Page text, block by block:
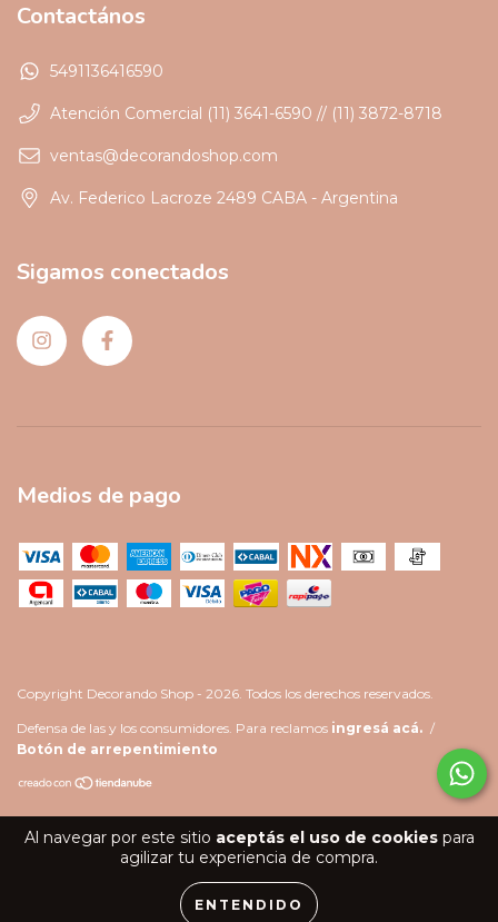
Al navegar por este sitio aceptás el uso de cookiespara
agilizar tu experiencia de compra.
ENTENDIDO
Contactános
5491136416590
Atención Comercial (11) 3641-6590 // (11) 3872-8718
ventas@decorandoshop.com
Av. Federico Lacroze 2489 CABA - Argentina
Sigamos conectados
Medios de pago
Copyright Decorando Shop - 2026. Todos los derechos reservados.
Defensa de las y los consumidores. Para reclamos ingresá acá. /
Botón de arrepentimiento